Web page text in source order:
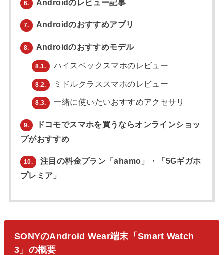
6. Androidのレビュー記事
7. Androidのおすすめアプリ
8. Androidのおすすめモデル
8.1. ハイスペックスマホのレビュー
8.2. ミドルクラススマホのレビュー
8.3. 一緒に使いたいおすすめアクセサリ
9.
ドコモでスマホを買うならオンラインショッ
プがおすすめ
10.
注目の料金プラン「ahamo」・「5Gギガホ
プレミア」
SONYのAndroid Wear端末「Smart Watch
3」の概要